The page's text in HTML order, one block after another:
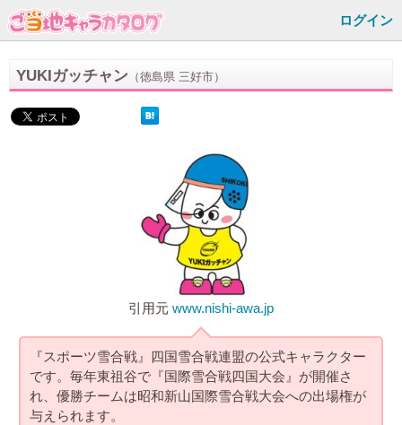
ログイン
YUKIガッチャン （徳島県 三好市）
引用元 www.nishi-awa.jp
『スポーツ雪合戦』四国雪合戦連盟の公式キャラクター
です。毎年東祖谷で『国際雪合戦四国大会』が開催さ
れ、優勝チームは昭和新山国際雪合戦大会への出場権が
与えられます。